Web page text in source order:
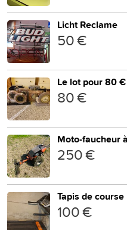
Licht Reclame
50 €
Le lot pour 80
80 €
Moto-faucheur
250 €
Tapis de
100 €